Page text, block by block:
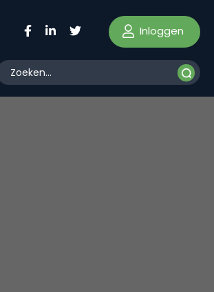
Inloggen